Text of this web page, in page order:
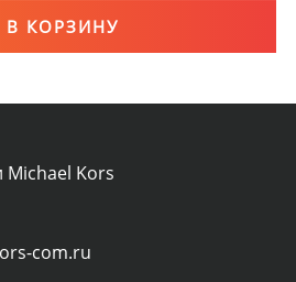
В КОРЗИНУ
Kors
com.ru